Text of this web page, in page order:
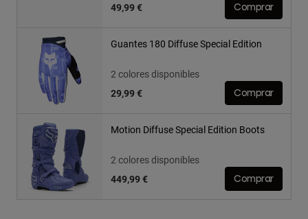
49,99 €
Comprar
Guantes 180 Diffuse Special Edition
2 colores disponibles
29,99 €
Comprar
Motion Diffuse Special Edition Boots
2 colores disponibles
449,99 €
Comprar